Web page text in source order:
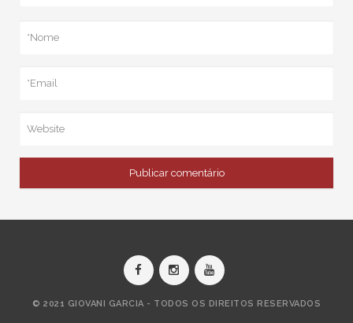
© 2021 GIOVANI GARCIA - TODOS OS DIREITOS RESERVADOS